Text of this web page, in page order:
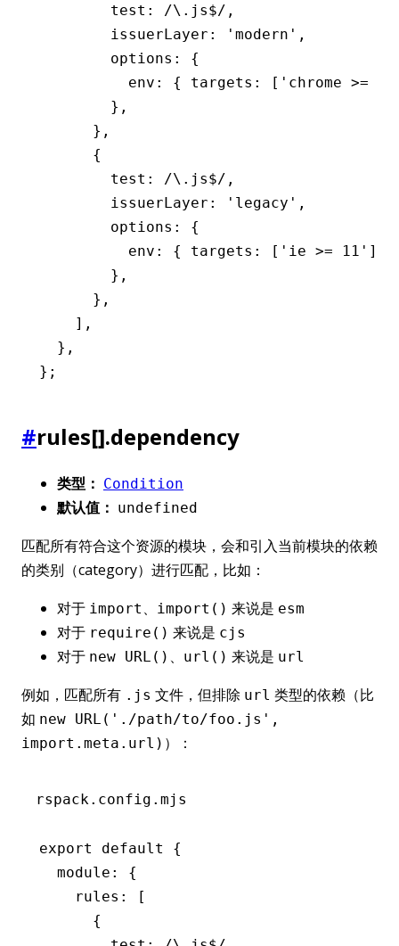
        test
: /\.js$/ ,
        issuerLayer
: 'modern' ,
        options
:
{
          env
: { targets : [ 'chrome >=
        }
,
      }
,
      {
        test
: /\.js$/ ,
        issuerLayer
: 'legacy' ,
        options
:
{
          env
: { targets : [ 'ie >= 11' ] }
        }
,
      }
,
    ]
,
  }
,
};
#rules[].dependency
类型： Condition
默认值： undefined
匹配所有符合这个资源的模块，会和引入当前模块的依赖
的类别（category）进行匹配，比如：
对于 import 、 import() 来说是 esm
对于 require() 来说是 cjs
对于 new URL() 、 url() 来说是 url
例如，匹配所有 .js 文件，但排除 url 类型的依赖（比
如 new URL('./path/to/foo.js',
import.meta.url) ）：
rspack.config.mjs
export default
{
  module
:
{
    rules
:
[
      {